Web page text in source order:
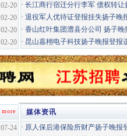
· 长江商行宿迁分行李军 债权转让
· 退役军人优待证登报挂失扬子晚
· 香山红叶集团澧县分公司 扬子晚
· 昆山嘉栩电子科技扬子晚报登报
02-20
02-20
02-20
02-20
媒体资讯
· 原人保后港保险所财产扬子晚报
more
07-24